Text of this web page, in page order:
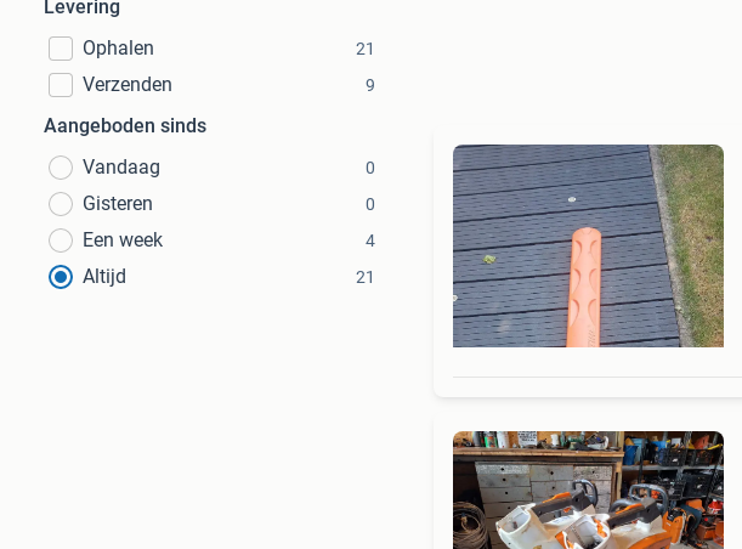
Levering
Ophalen
21
Verzenden 9
Aangeboden sinds
Vandaag
0
Gisteren 0
Een week 4
Altijd 21